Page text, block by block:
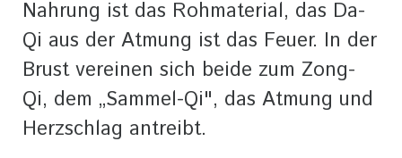
Nahrung ist das Rohmaterial, das Da-
Qi aus der Atmung ist das Feuer. In der
Brust vereinen sich beide zum Zong-
Qi, dem „Sammel-Qi", das Atmung und
Herzschlag antreibt.